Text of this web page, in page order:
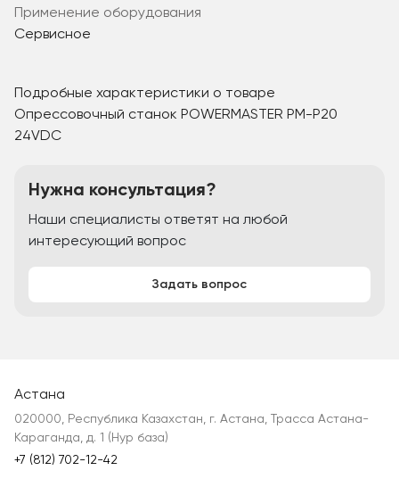
Применение оборудования
Сервисное
Подробные характеристики о товаре
Опрессовочный станок POWERMASTER PM-P20
24VDC
Нужна консультация?
Наши специалисты ответят на любой
интересующий вопрос
Задать вопрос
Астана
020000, Республика Казахстан, г. Астана, Трасса Астана-
Караганда, д. 1 (Нур база)
+7 (812) 702-12-42